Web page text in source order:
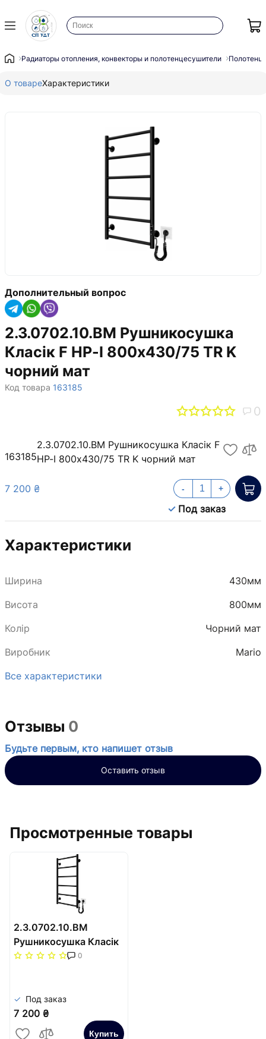
Радиаторы отопления, конвекторы и полотенцесушители
О товареХарактеристики
Дополнительный вопрос
2.3.0702.10.BM Рушникосушка
Класік F НР-I 800х430/75 TR K
чорний мат
Код товара 163185
0
163185
2.3.0702.10.BM Рушникосушка Класік F
НР-I 800х430/75 TR K чорний мат
7 200 ₴
Под заказ
- +
Характеристики
Ширина
430мм
Висота
800мм
Колір
Чорний мат
Виробник
Mario
Все характеристики
Отзывы 0
Будьте первым, кто напишет отзыв
Оставить отзыв
Просмотренные товары
2.3.0702.10.BM
Рушникосушка Класік
F НР-I 800х430/75 TR
0
Под заказ
7 200 ₴
Купить